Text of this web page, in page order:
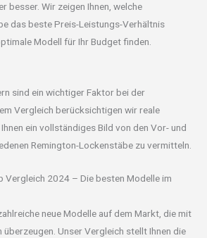
besser. Wir zeigen Ihnen, welche
das beste Preis-Leistungs-Verhältnis
Modell für Ihr Budget finden.
sind ein wichtiger Faktor bei der
Vergleich berücksichtigen wir reale
ein vollständiges Bild von den Vor- und
Remington-Lockenstäbe zu vermitteln.
Vergleich 2024 – Die besten Modelle im
neue Modelle auf dem Markt, die mit
überzeugen. Unser Vergleich stellt Ihnen die